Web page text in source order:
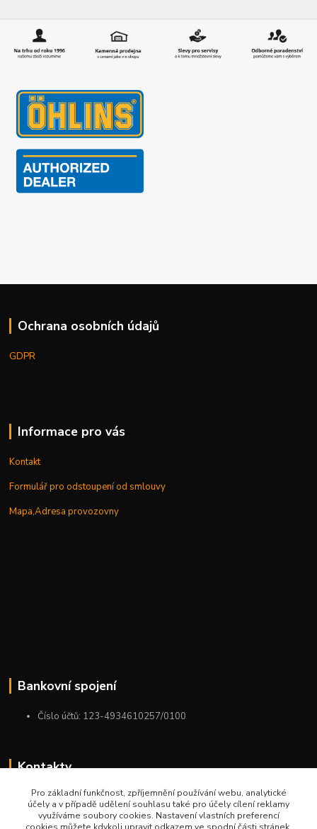
Ochrana osobních údajů
GDPR
Informace pro vás
Kontakt
Formulář pro odstoupení od smlouvy
Mapa,Adresa provozovny
Bankovní spojení
Číslo účtů: 123-4934610257/0100
Kontakty
+420 775 954 963
9:00-12:00-13:00-16:00
Pro základní funkčnost, zpříjemnění používání webu, analytické
účely a v případě udělení souhlasu také pro účely cílení reklamy
využíváme soubory cookies. Nastavení vlastních preferencí